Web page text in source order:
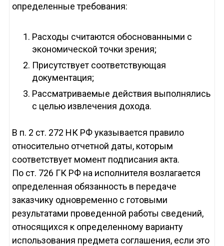
определенные требования:
Расходы считаются обоснованными с
экономической точки зрения;
Присутствует соответствующая
документация;
Рассматриваемые действия выполнялись
с целью извлечения дохода.
В п. 2 ст. 272 НК РФ указывается правило
относительно отчетной даты, которым
соответствует момент подписания акта.
По ст. 726 ГК РФ на исполнителя возлагается
определенная обязанность в передаче
заказчику одновременно с готовыми
результатами проведенной работы сведений,
относящихся к определенному варианту
использования предмета соглашения, если это